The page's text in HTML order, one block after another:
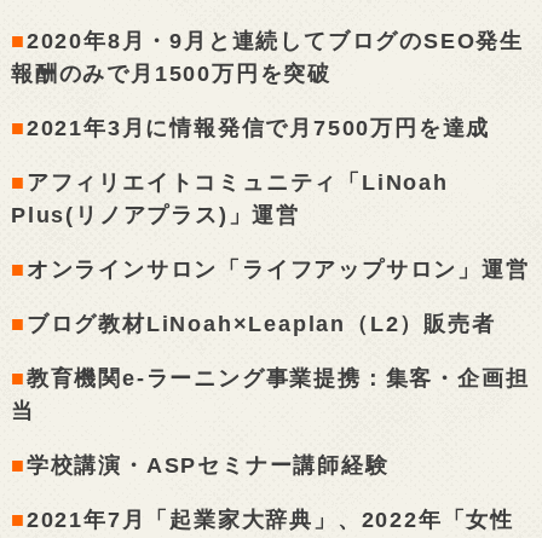
■2020年8月・9月と連続してブログのSEO発生
報酬のみで月1500万円を突破
■2021年3月に情報発信で月7500万円を達成
■ アフィリエイトコミュニティ「LiNoah
Plus(リノアプラス)」運営
■ オンラインサロン「ライフアップサロン」運営
■ ブログ教材LiNoah×Leaplan（L2）販売者
■教育機関e-ラーニング事業提携：集客・企画担
当
■学校講演・ASPセミナー講師経験
■2021年7月「起業家大辞典」、2022年「女性